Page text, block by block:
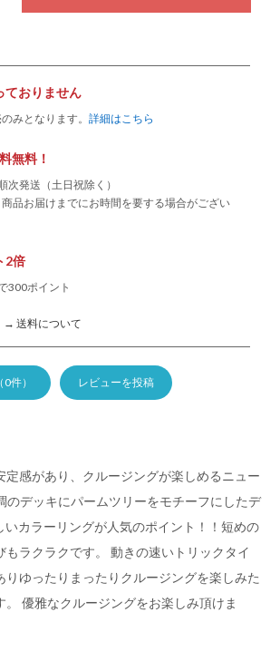
ておりません
みとなります。詳細はこちら
無料！
次発送（土日祝除く）
品お届けまでにお時間を要する場合がござい
2倍
300ポイント
→ 送料について
件） レビューを投稿
定感があり、クルージングが楽しめるニュー
のデッキにパームツリーをモチーフにしたデ
カラーリングが人気のポイント！！短めの
もラクラクです。 動きの速いトリックタイ
りゆったりまったりクルージングを楽しみた
。 優雅なクルージングをお楽しみ頂けま